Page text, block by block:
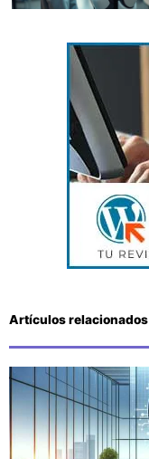
Artículos relacionados